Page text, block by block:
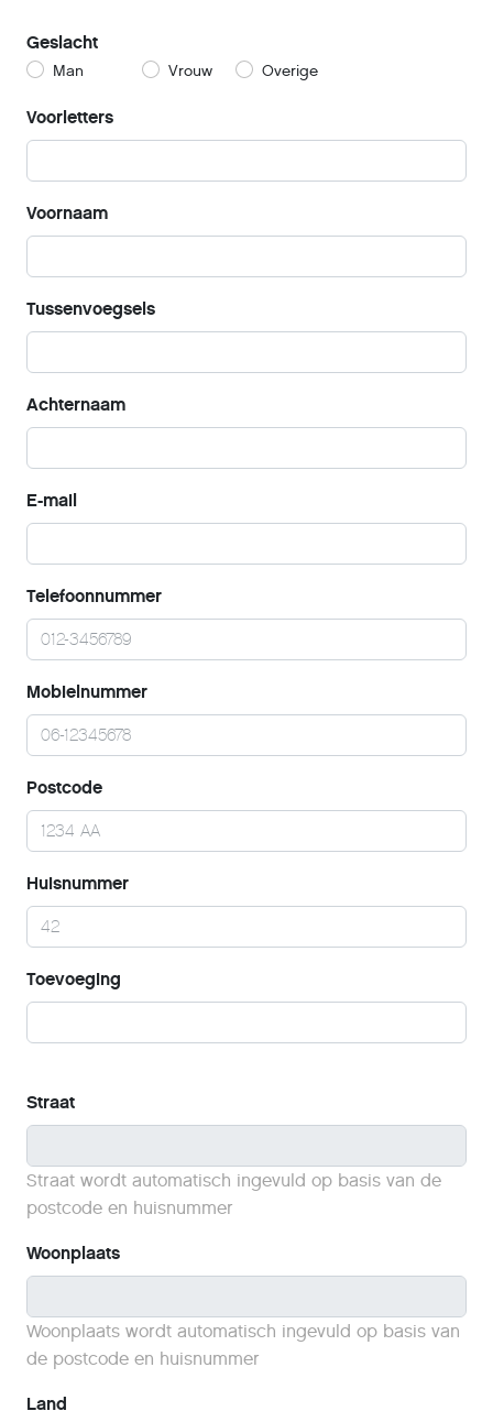
Geslacht
Man Vrouw Overige
Voorletters
Voornaam
Tussenvoegsels
Achternaam
E-mail
Telefoonnummer
Mobielnummer
Postcode
Huisnummer
Toevoeging
Straat
Straat wordt automatisch ingevuld op basis van de
postcode en huisnummer
Woonplaats
Woonplaats wordt automatisch ingevuld op basis van
de postcode en huisnummer
Land